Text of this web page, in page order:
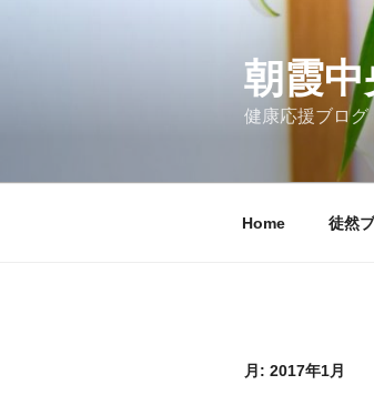
朝霞
健康応援ブログ
Home 徒然
月: 2017年1月